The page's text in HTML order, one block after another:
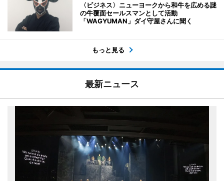
〈ビジネス〉ニューヨークから和牛を広める謎
の牛覆面セールスマンとして活動
「WAGYUMAN」ダイ守屋さんに聞く
もっと見る
最新ニュース